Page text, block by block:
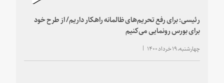
رئیسی: برای رفع تحریم‌های ظالمانه راهکار داریم/ از طرح خود
برای بورس رونمایی می‌کنیم
چهارشنبه، ۱۹ خرداد ۱۴۰۰